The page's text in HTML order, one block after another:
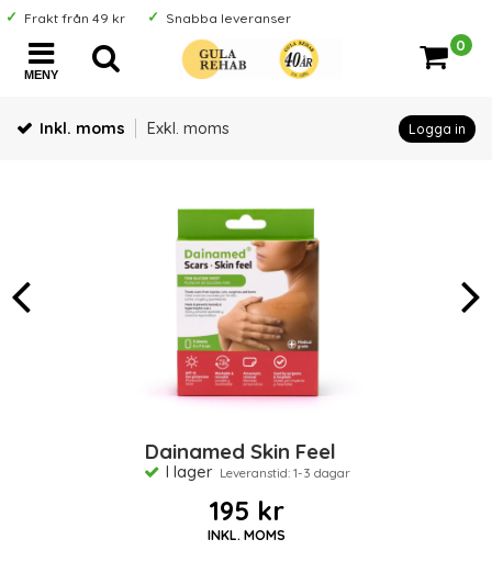
Frakt från 49 kr Snabba leveranser
MENY
0
Inkl. moms Exkl. moms Logga in
Dainamed Skin Feel
I lager Leveranstid: 1-3 dagar
195 kr
INKL. MOMS